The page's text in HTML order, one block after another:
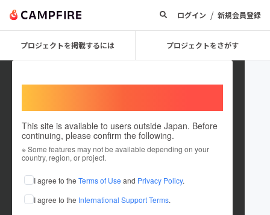
ログイン / 新規会員登録
プロジェクトを掲載するには プロジェクトをさがす
This site is available to users outside Japan. Before
continuing, please confirm the following.
※ Some features may not be available depending on your
country, region, or project.
I agree to the Terms of Use and Privacy Policy.
I agree to the International Support Terms.
user_203feeba3da4
出身国：未設定